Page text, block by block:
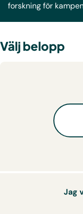
forskning för
Välj belopp
Jag